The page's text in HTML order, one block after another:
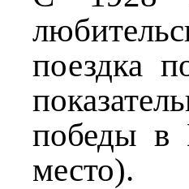
поездка
победы в
место).